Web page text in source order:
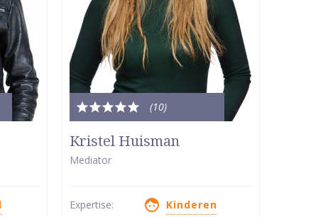
(10)
Totale
waardering:
5
Kristel Huisman
Mediator
Expertise:
Kinderen